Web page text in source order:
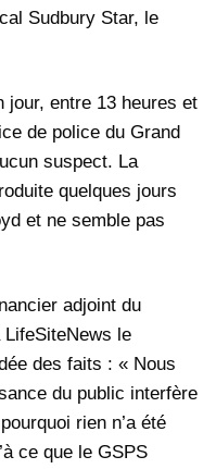
Sudbury Star, le
jour, entre 13 heures et
de police du Grand
suspect. La
quelques jours
et ne semble pas
adjoint du
le
des faits : « Nous
du public interfère
rien n’a été
ce que le GSPS